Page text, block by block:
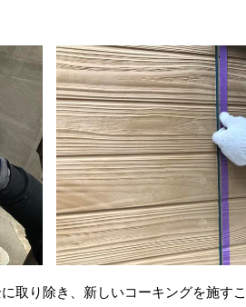
取り除き、新しいコーキングを施すこ